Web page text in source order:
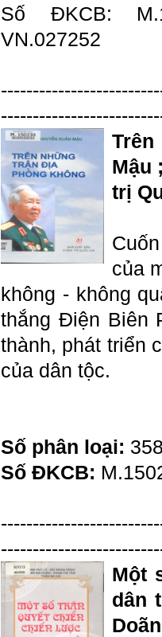
Số ĐKCB:
VN.027252
Mậu
trị
của
không - không
thắng Điện Biên
thành, phát triển
của dân tộc.
Số phân loại:
Số ĐKCB:
Một
dân